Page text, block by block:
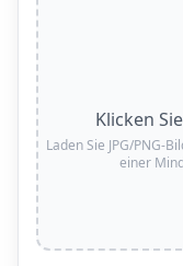
Klicken
Laden Sie JPG/PNG-
einer